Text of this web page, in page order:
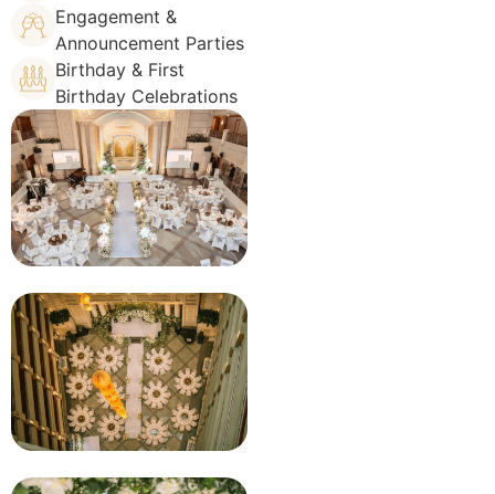
Engagement &
Announcement Parties
Birthday & First
Birthday Celebrations